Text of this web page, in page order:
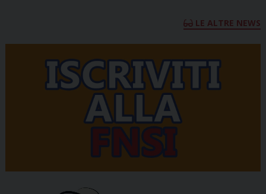
LE ALTRE NEWS